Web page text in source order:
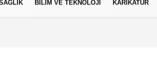
BİLİM VE TEKNOLOJİ KARİKATÜR